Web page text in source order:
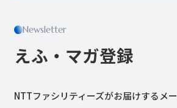
Newsletter
えふ・マガ登録
NTTファシリティーズがお届けするメ